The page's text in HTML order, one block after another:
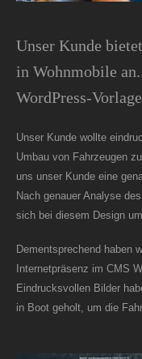
Unser Kunde
in Wohnmobile
WordPress-
Unser Kunde wollte
Umbau von Fahrzeugen
uns unser Kunde eine
Nach genauer Analyse
sich bei diesem Design
Dementsprechend haben
Internetpräsenz im CMS
Eindrucksvollen Bilder
in Boot geholt, um die